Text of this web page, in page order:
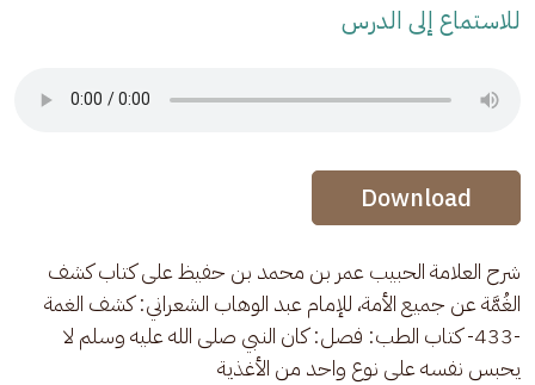
للاستماع إلى الدرس
Audio Stream
Audio Stream
Download
شرح العلامة الحبيب عمر بن محمد بن حفيظ على كتاب كشف
الغُمَّة عن جميع الأمة، للإمام عبد الوهاب الشعراني: كشف الغمة
-433- كتاب الطب: فصل: كان النبي صلى الله عليه وسلم لا
يحبس نفسه على نوع واحد من الأغذية